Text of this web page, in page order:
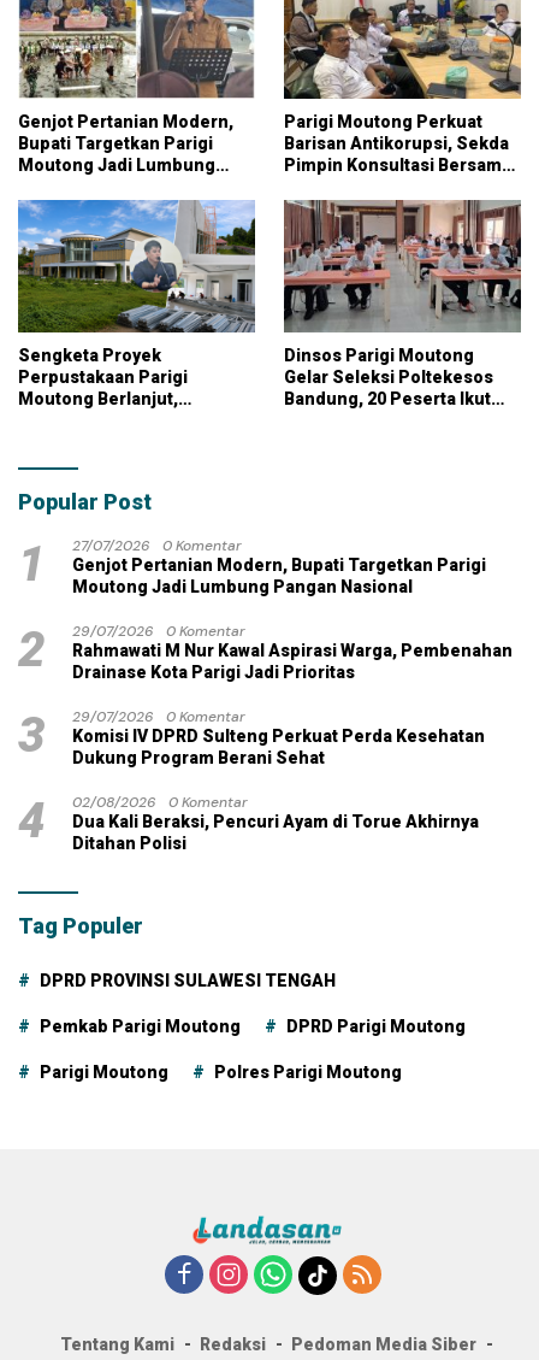
Genjot Pertanian Modern,
Bupati Targetkan Parigi
Moutong Jadi Lumbung
Parigi Moutong Perkuat
Barisan Antikorupsi, Sekda
Pimpin Konsultasi Bersama
Sengketa Proyek
Perpustakaan Parigi
Moutong Berlanjut,
dengan Dana Pribadi
Dinsos Parigi Moutong
Gelar Seleksi Poltekesos
Bandung, 20 Peserta Ikut
Popular Post
1 27/07/2026
0 Komentar
Genjot Pertanian Modern, Bupati Targetkan Parigi
Moutong Jadi Lumbung Pangan Nasional
2 29/07/2026
0 Komentar
Rahmawati M Nur Kawal Aspirasi Warga, Pembenahan
Drainase Kota Parigi Jadi Prioritas
3 29/07/2026
0 Komentar
Komisi IV DPRD Sulteng Perkuat Perda Kesehatan
Dukung Program Berani Sehat
4 02/08/2026
0 Komentar
Dua Kali Beraksi, Pencuri Ayam di Torue Akhirnya
Ditahan Polisi
Tag Populer
DPRD PROVINSI SULAWESI TENGAH
Pemkab Parigi Moutong DPRD Parigi Moutong
Parigi Moutong Polres Parigi Moutong
Tentang Kami Redaksi Pedoman Media Siber